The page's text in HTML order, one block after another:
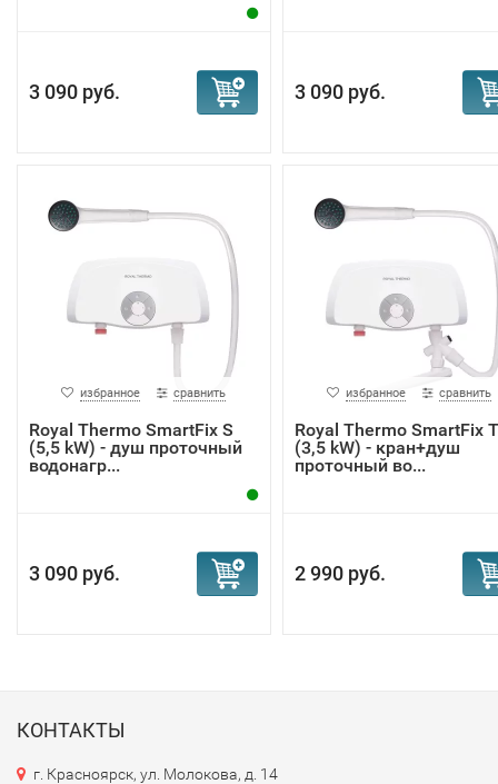
3 090 руб. 3 090 руб.
избранное сравнить
Royal Thermo SmartFix S
(5,5 kW) - душ проточный
водонагр...
3 090 руб.
избранное сравнить
Royal Thermo SmartFix
(3,5 kW) - кран+душ
проточный во...
2 990 руб.
КОНТАКТЫ
г. Красноярск, ул. Молокова, д. 14